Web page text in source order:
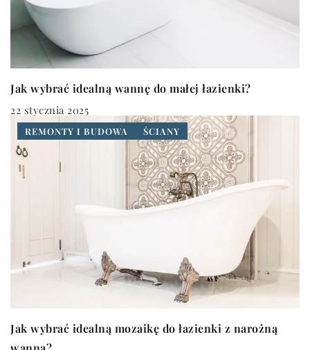
Jak wybrać idealną wannę do małej łazienki?
22 stycznia 2025
REMONTY I BUDOWA ŚCIANY
Jak wybrać idealną mozaikę do łazienki z narożną